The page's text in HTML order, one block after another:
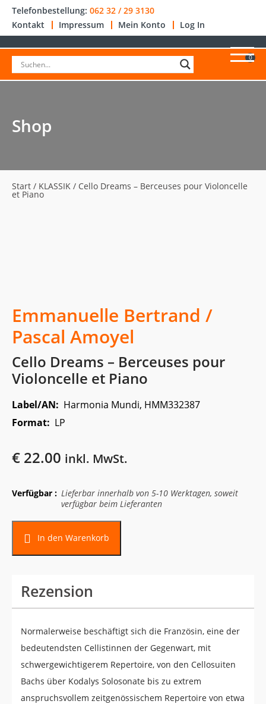
Telefonbestellung: 062 32 / 29 3130
Kontakt
Impressum Mein Konto Log In
0
Shop
Start / KLASSIK / Cello Dreams – Berceuses pour Violoncelle
et Piano
Emmanuelle Bertrand /
Pascal Amoyel
Cello Dreams – Berceuses pour
Violoncelle et Piano
Label/AN: Harmonia Mundi, HMM332387
Format: LP
€ 22.00 inkl. MwSt.
Verfügbar : Lieferbar innerhalb von 5-10 Werktagen, soweit
verfügbar beim Lieferanten
In den Warenkorb
Alternative:
Rezension
Normalerweise beschäftigt sich die Französin, eine der
bedeutendsten Cellistinnen der Gegenwart, mit
schwergewichtigerem Repertoire, von den Cellosuiten
Bachs über Kodalys Solosonate bis zu extrem
anspruchsvollem zeitgenössischem Repertoire von etwa